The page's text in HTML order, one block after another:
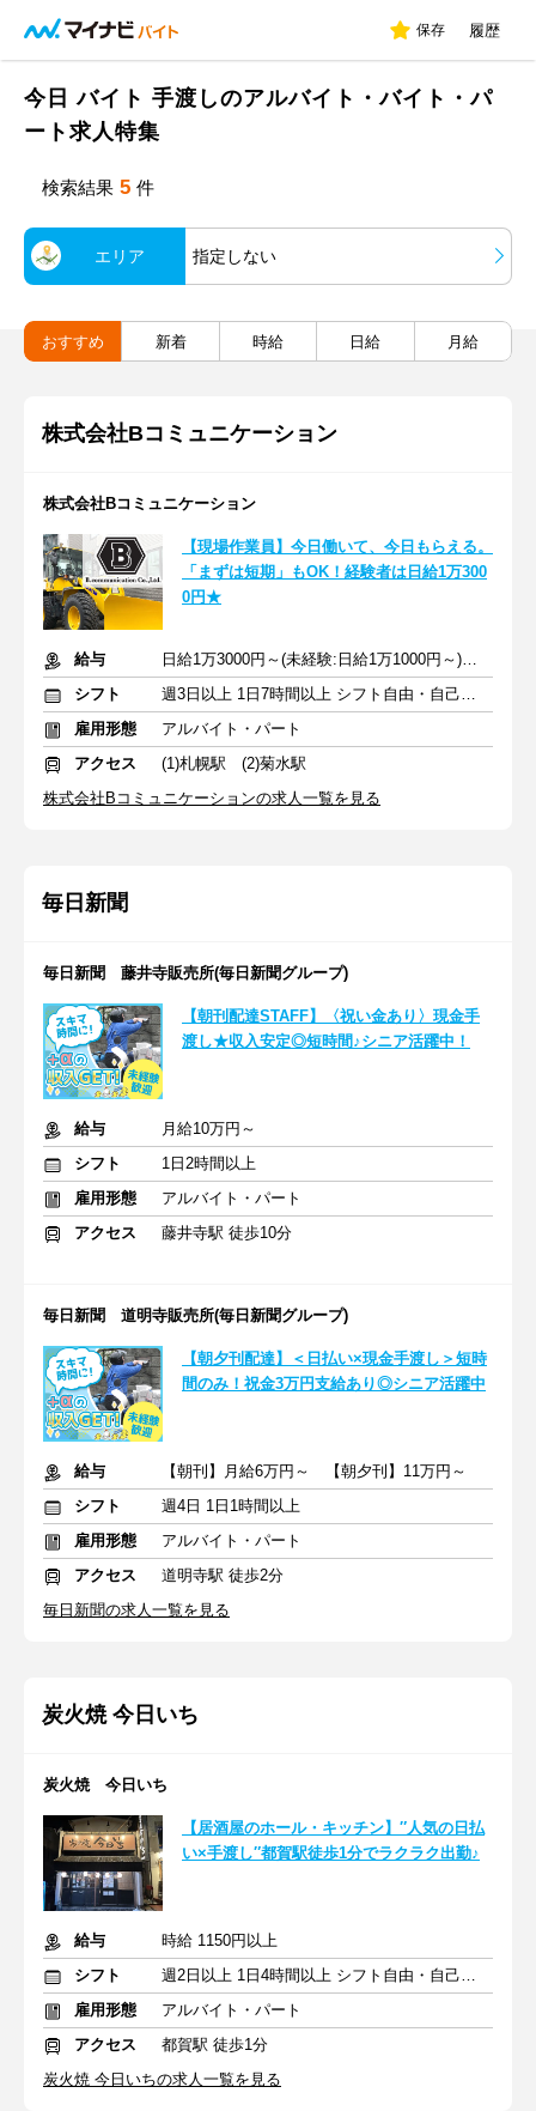
保存 履歴
今日 バイト 手渡しのアルバイト・バイト・パ
ート求人特集
検索結果 5 件
エリア 指定しない
おすすめ 新着 時給 日給 月給
株式会社Bコミュニケーション
株式会社Bコミュニケーション
【現場作業員】今日働いて、今日もらえる。
「まずは短期」もOK！経験者は日給1万300
0円★
給与
日給1万3000円～(未経験:日給1万1000円～)＋交通費支給 + 賞与
シフト
週3日以上 1日7時間以上 シフト自由・自己申告
雇用形態
アルバイト・パート
アクセス
(1)札幌駅 (2)菊水駅
株式会社Bコミュニケーションの求人一覧を見る
毎日新聞
毎日新聞 藤井寺販売所(毎日新聞グループ)
【朝刊配達STAFF】〈祝い金あり〉現金手
渡し★収入安定◎短時間♪シニア活躍中！
給与
月給10万円～
シフト
1日2時間以上
雇用形態
アルバイト・パート
アクセス
藤井寺駅 徒歩10分
毎日新聞 道明寺販売所(毎日新聞グループ)
【朝夕刊配達】＜日払い×現金手渡し＞短時
間のみ！祝金3万円支給あり◎シニア活躍中
給与
【朝刊】月給6万円～ 【朝夕刊】11万円～
シフト
週4日 1日1時間以上
雇用形態
アルバイト・パート
アクセス
道明寺駅 徒歩2分
毎日新聞の求人一覧を見る
炭火焼 今日いち
炭火焼 今日いち
【居酒屋のホール・キッチン】″人気の日払
い×手渡し″都賀駅徒歩1分でラクラク出勤♪
給与
時給 1150円以上
シフト
週2日以上 1日4時間以上 シフト自由・自己申告
雇用形態
アルバイト・パート
アクセス
都賀駅 徒歩1分
炭火焼 今日いちの求人一覧を見る